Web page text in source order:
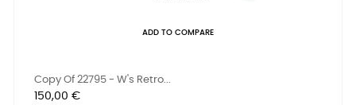
ADD TO COMPARE
Copy Of 22795 - W's Retro...
Preis
150,00 €